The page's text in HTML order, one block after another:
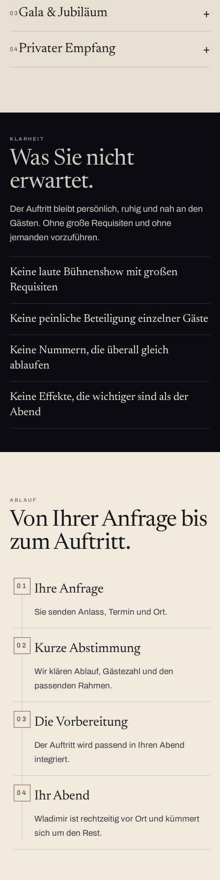
03 Gala & Jubiläum
04 Privater Empfang
KLARHEIT
Was Sie nicht
erwartet.
Der Auftritt bleibt persönlich, ruhig und nah an den
Gästen. Ohne große Requisiten und ohne
jemanden vorzuführen.
Keine laute Bühnenshow mit großen
Requisiten
Keine peinliche Beteiligung einzelner Gäste
Keine Nummern, die überall gleich
ablaufen
Keine Effekte, die wichtiger sind als der
Abend
ABLAUF
Von Ihrer Anfrage bis
zum Auftritt.
01 Ihre Anfrage
Sie senden Anlass, Termin und Ort.
02 Kurze Abstimmung
Wir klären Ablauf, Gästezahl und den
passenden Rahmen.
03 Die Vorbereitung
Der Auftritt wird passend in Ihren Abend
integriert.
04 Ihr Abend
Wladimir ist rechtzeitig vor Ort und kümmert
sich um den Rest.